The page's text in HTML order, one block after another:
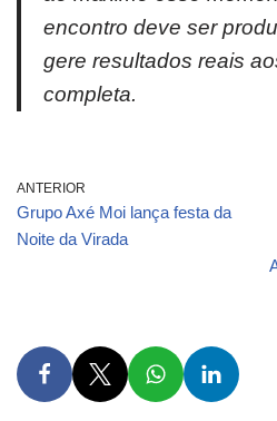
encontro deve ser
gere resultados reais
completa.
ANTERIOR
Grupo Axé Moi lança festa da
Noite da Virada